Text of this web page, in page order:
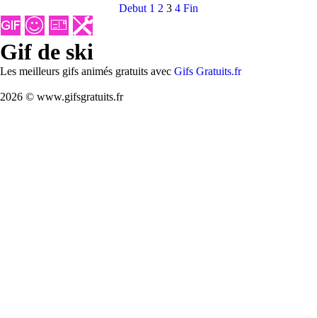
Debut 1 2 3 4 Fin
Gif de ski
Les meilleurs gifs animés gratuits avec Gifs Gratuits.fr
2026 © www.gifsgratuits.fr